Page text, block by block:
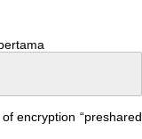
of encryption “preshared